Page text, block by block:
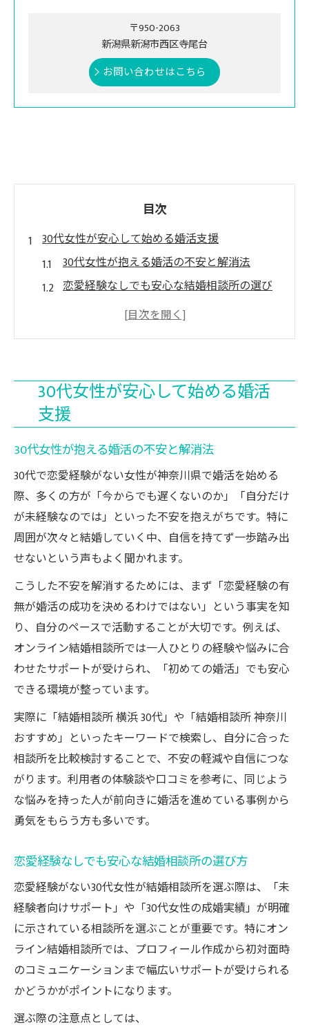
〒950-2063
新潟県新潟市西区寺尾台
お問い合わせはこちら
目次
30代女性が安心して始める婚活支援
30代女性が抱える婚活の不安と解消法
恋愛経験なしでも安心な結婚相談所の選び
オンラインで30代女性が相談しやすい理由
恋愛経験なしから始めるオンライン婚活の秘訣
恋愛経験なしの30代女性が自信を持つコツ
オンライン結婚相談所活用で婚活が身近に
未経験からの婚活を支えるカウンセラーの
力
30代女性がオンライン婚活で気をつけたい
点
オンライン面談で伝えるべき自分らしさと
は
神奈川県における30代向け結婚相談所の魅力
30代女性に選ばれる結婚相談所の特徴とは
神奈川県で人気のオンライン相談所の魅力
相談所選びで重視すべきサポート体制
30代女性が安心できる婚活環境の作り方
恋愛経験なしでも相談しやすい理由を解説
初めてでも安心なオンライン相談所活用法
初めての30代婚活を支える相談所サポート
オンライン相談所の安心活用術を紹介
恋愛未経験女性でも使いやすい機能とは
法
30代女性が不安を減らすための相談のコツ
恋愛未経験の30代女性が選ぶ婚活戦略
恋愛未経験30代女性が実践する婚活戦略
30代女性に合う無理のない婚活ステップ
オンライン婚活での自己PRのポイント
未経験でも安心なマッチング方法とは
結婚相談所を活用した効率的な婚活の流れ
30代女性が安心して始める婚活
支援
30代女性が抱える婚活の不安と解消法
30代で恋愛経験がない女性が神奈川県で婚活を始める
際、多くの方が「今からでも遅くないのか」「自分だけ
が未経験なのでは」といった不安を抱えがちです。特に
周囲が次々と結婚していく中、自信を持てず一歩踏み出
せないという声もよく聞かれます。
こうした不安を解消するためには、まず「恋愛経験の有
無が婚活の成功を決めるわけではない」という事実を知
り、自分のペースで活動することが大切です。例えば、
オンライン結婚相談所では一人ひとりの経験や悩みに合
わせたサポートが受けられ、「初めての婚活」でも安心
できる環境が整っています。
実際に「結婚相談所 横浜 30代」や「結婚相談所 神奈川
おすすめ」といったキーワードで検索し、自分に合った
相談所を比較検討することで、不安の軽減や自信につな
がります。利用者の体験談や口コミを参考に、同じよう
な悩みを持った人が前向きに婚活を進めている事例から
勇気をもらう方も多いです。
恋愛経験なしでも安心な結婚相談所の選び方
恋愛経験がない30代女性が結婚相談所を選ぶ際は、「未
経験者向けサポート」や「30代女性の成婚実績」が明確
に示されている相談所を選ぶことが重要です。特にオン
ライン結婚相談所では、プロフィール作成から初対面時
のコミュニケーションまで幅広いサポートが受けられる
かどうかがポイントになります。
選ぶ際の注意点としては、